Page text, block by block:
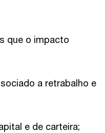
que o impacto
a retrabalho e
e de carteira;